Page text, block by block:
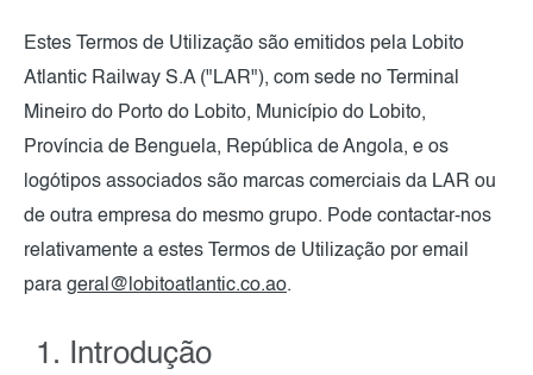
Estes Termos de Utilização são emitidos pela Lobito
Atlantic Railway S.A ("LAR"), com sede no Terminal
Mineiro do Porto do Lobito, Município do Lobito,
Província de Benguela, República de Angola, e os
logótipos associados são marcas comerciais da LAR ou
de outra empresa do mesmo grupo. Pode contactar-nos
relativamente a estes Termos de Utilização por email
para geral@lobitoatlantic.co.ao.
1. Introdução